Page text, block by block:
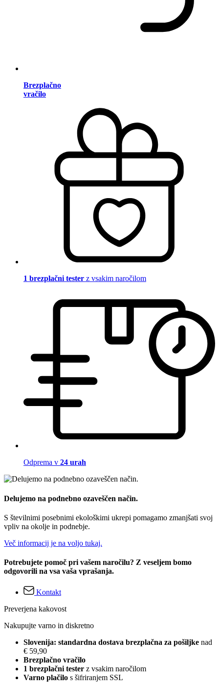
Brezplačno
vračilo
1 brezplačni tester z vsakim naročilom
Odprema v 24 urah
Delujemo na podnebno ozaveščen način.
S številnimi posebnimi ekološkimi ukrepi pomagamo zmanjšati svoj
vpliv na okolje in podnebje.
Več informacij je na voljo tukaj.
Potrebujete pomoč pri vašem naročilu? Z veseljem bomo
odgovorili na vsa vaša vprašanja.
Kontakt
Preverjena kakovost
Nakupujte varno in diskretno
Slovenija: standardna dostava brezplačna za pošiljke nad
€ 59,90
Brezplačno vračilo
1 brezplačni tester z vsakim naročilom
Varno plačilo s šifriranjem SSL